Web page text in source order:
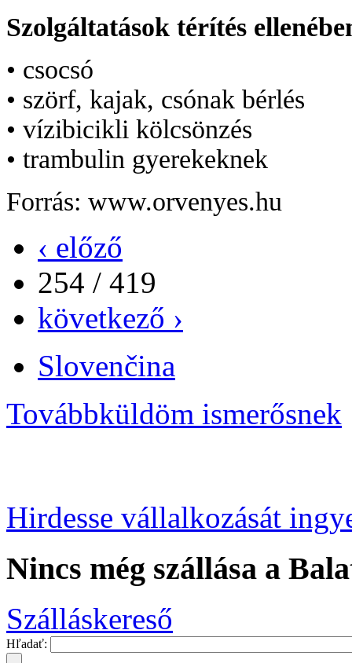
Szolgáltatások térítés
• csocsó
• szörf, kajak, csónak bérlés
• vízibicikli kölcsönzés
• trambulin gyerekeknek
Forrás: www.orvenyes.hu
‹ előző
254 / 419
következő ›
Slovenčina
Továbbküldöm ismerősnek
Hirdesse vállalkozását
Nincs még szállása a
Szálláskereső
Hľadať: